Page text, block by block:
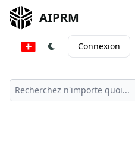
AIPRM
Connexion